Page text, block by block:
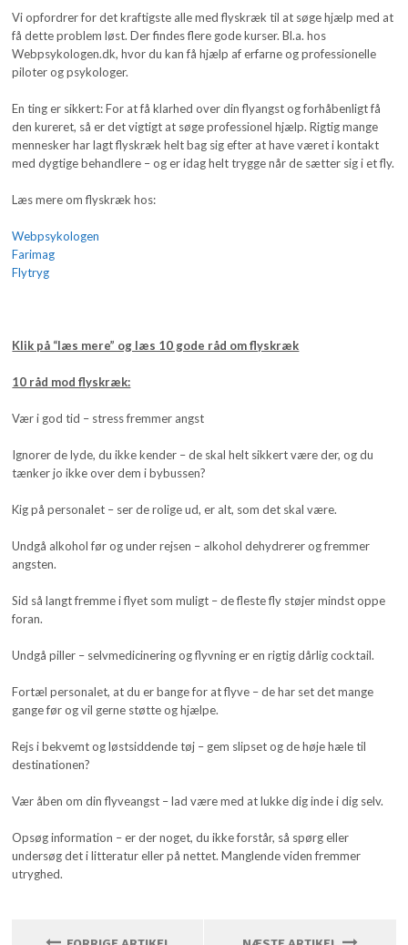
Vi opfordrer for det kraftigste alle med flyskræk til at søge hjælp med at
få dette problem løst. Der findes flere gode kurser. Bl.a. hos
Webpsykologen.dk, hvor du kan få hjælp af erfarne og professionelle
piloter og psykologer.
En ting er sikkert: For at få klarhed over din flyangst og forhåbenligt få
den kureret, så er det vigtigt at søge professionel hjælp. Rigtig mange
mennesker har lagt flyskræk helt bag sig efter at have været i kontakt
med dygtige behandlere – og er idag helt trygge når de sætter sig i et fly.
Læs mere om flyskræk hos:
Webpsykologen
Farimag
Flytryg
Klik på “læs mere” og læs 10 gode råd om flyskræk
10 råd mod flyskræk:
Vær i god tid – stress fremmer angst
Ignorer de lyde, du ikke kender – de skal helt sikkert være der, og du
tænker jo ikke over dem i bybussen?
Kig på personalet – ser de rolige ud, er alt, som det skal være.
Undgå alkohol før og under rejsen – alkohol dehydrerer og fremmer
angsten.
Sid så langt fremme i flyet som muligt – de fleste fly støjer mindst oppe
foran.
Undgå piller – selvmedicinering og flyvning er en rigtig dårlig cocktail.
Fortæl personalet, at du er bange for at flyve – de har set det mange
gange før og vil gerne støtte og hjælpe.
Rejs i bekvemt og løstsiddende tøj – gem slipset og de høje hæle til
destinationen?
Vær åben om din flyveangst – lad være med at lukke dig inde i dig selv.
Opsøg information – er der noget, du ikke forstår, så spørg eller
undersøg det i litteratur eller på nettet. Manglende viden fremmer
utryghed.